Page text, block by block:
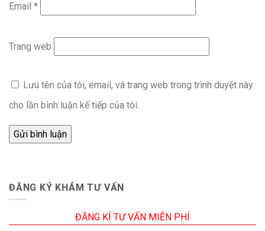
Email *
Trang web
Lưu tên của tôi, email, và trang web trong trình duyệt này
cho lần bình luận kế tiếp của tôi.
ĐĂNG KÝ KHÁM TƯ VẤN
ĐĂNG KÍ TƯ VẤN MIỄN PHÍ